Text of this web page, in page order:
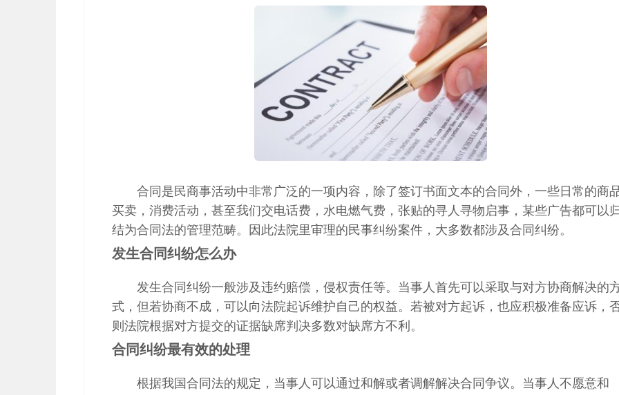
合同是民商事活动中非常广泛的一项内容，除了签订书面文本的合同外，一些日常的商
买卖，消费活动，甚至我们交电话费，水电燃气费，张贴的寻人寻物启事，某些广告都可以归
结为合同法的管理范畴。因此法院里审理的民事纠纷案件，大多数都涉及合同纠纷。
发生合同纠纷怎么办
发生合同纠纷一般涉及违约赔偿，侵权责任等。当事人首先可以采取与对方协商解决的
式，但若协商不成，可以向法院起诉维护自己的权益。若被对方起诉，也应积极准备应诉，
则法院根据对方提交的证据缺席判决多数对缺席方不利。
合同纠纷最有效的处理
根据我国合同法的规定，当事人可以通过和解或者调解解决合同争议。当事人不愿意和